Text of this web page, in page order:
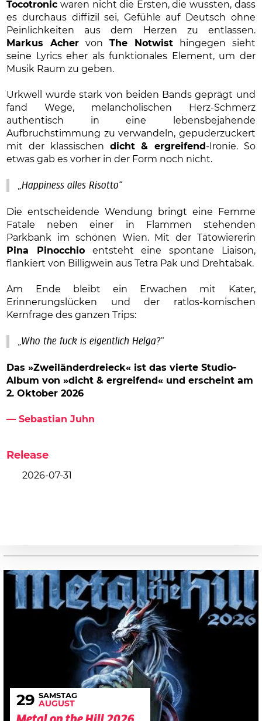
Tocotronic waren nicht die Ersten, die wussten, dass
es durchaus diffizil sei, Gefühle auf Deutsch ohne
Peinlichkeiten aus dem Herzen zu entlassen.
Markus Acher von The Notwisthingegen sieht
seine Lyrics eher als funktionales Element, um der
Musik Raum zu geben.
Urkwell wurde stark von beiden Bands geprägt und
fand Wege, melancholischen Herz-Schmerz
authentisch in eine lebensbejahende
Aufbruchstimmung zu verwandeln, gepuderzuckert
mit der klassischen dicht & ergreifend -Ironie. So
etwas gab es vorher in der Form noch nicht.
„Happiness alles Risotto“
Die entscheidende Wendung bringt eine Femme
Fatale neben einer in Flammen stehenden
Parkbank im schönen Wien. Mit der Tätowiererin
Pina Pinocchio entsteht eine spontane Liaison,
flankiert von Billigwein aus Tetra Pak und Drehtabak.
Am Ende bleibt ein Erwachen mit Kater,
Erinnerungslücken und der ratlos-komischen
Kernfrage des ganzen Trips:
„Who the fuck is eigentlich Helga?“
Das »Zweiländerdreieck« ist das vierte Studio-
Albumvon »dicht & ergreifend« und erscheint am
2. Oktober 2026
— Sebastian Juhn
Release
2026-07-31
29 SAMSTAG
AUGUST